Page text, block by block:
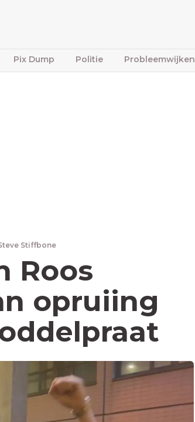
Pix Dump Politie Probleemwijken
Stiffbone
Roos
opruiing